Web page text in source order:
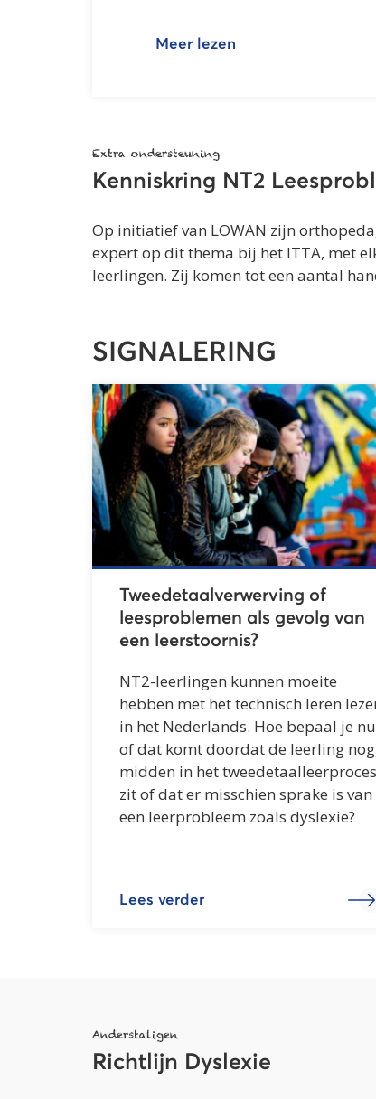
Meer lezen
Extra ondersteuning
Kenniskring NT2
Op initiatief van LOWAN zijn
expert op dit thema bij het ITTA, met
leerlingen. Zij komen tot een aantal
SIGNALERING
Tweedetaalverwerving of
leesproblemen als gevolg van
een leerstoornis?
NT2-leerlingen kunnen moeite
hebben met het technisch leren
in het Nederlands. Hoe bepaal je nu
of dat komt doordat de leerling nog
midden in het tweedetaalleerproces
zit of dat er misschien sprake is van
een leerprobleem zoals dyslexie?
Lees verder
Anderstaligen
Richtlijn Dyslexie